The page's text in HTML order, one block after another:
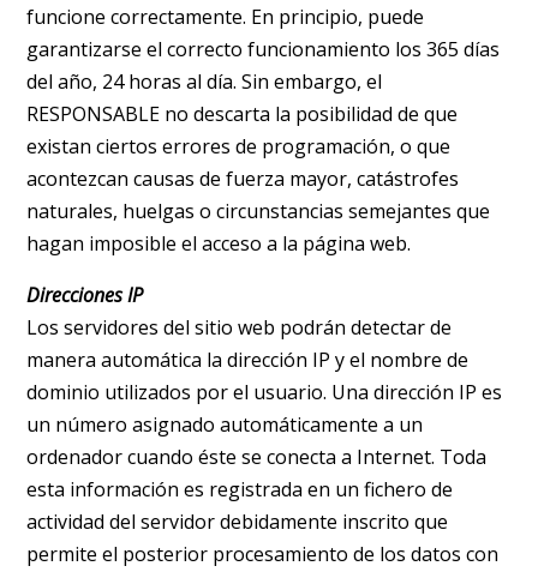
funcione correctamente. En principio, puede
garantizarse el correcto funcionamiento los 365 días
del año, 24 horas al día. Sin embargo, el
RESPONSABLE no descarta la posibilidad de que
existan ciertos errores de programación, o que
acontezcan causas de fuerza mayor, catástrofes
naturales, huelgas o circunstancias semejantes que
hagan imposible el acceso a la página web.
Direcciones IP
Los servidores del sitio web podrán detectar de
manera automática la dirección IP y el nombre de
dominio utilizados por el usuario. Una dirección IP es
un número asignado automáticamente a un
ordenador cuando éste se conecta a Internet. Toda
esta información es registrada en un fichero de
actividad del servidor debidamente inscrito que
permite el posterior procesamiento de los datos con